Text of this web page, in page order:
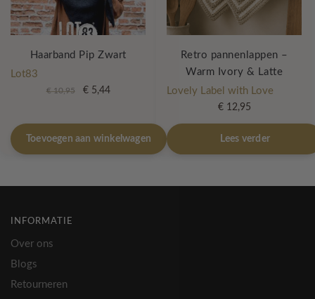
Haarband Pip Zwart
Lot83
€10,95
Oorspronkelijke
€ 10,95.
€5,44Huidige
€ 5,44.
Toevoegen aan winkelwagen
Retro pannenlappen –
Warm Ivory & Latte
Lovely Label with Love
€12,95
Lees verder
INFORMATIE
Over ons
Blogs
Retourneren